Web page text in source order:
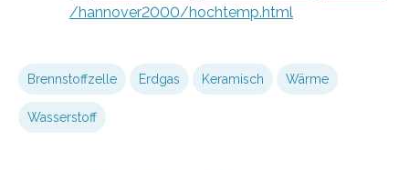
/hannover2000/hochtemp.html
Brennstoffzelle Erdgas Keramisch Wärme
Wasserstoff